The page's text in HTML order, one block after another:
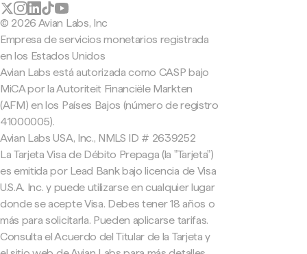
© 2026 Avian Labs, Inc
Empresa de servicios monetarios registrada
en los Estados Unidos
Avian Labs está autorizada como CASP bajo
MiCA por la Autoriteit Financiële Markten
(AFM) en los Países Bajos (número de registro
41000005).
Avian Labs USA, Inc., NMLS ID # 2639252
La Tarjeta Visa de Débito Prepaga (la "Tarjeta")
es emitida por Lead Bank bajo licencia de Visa
U.S.A. Inc. y puede utilizarse en cualquier lugar
donde se acepte Visa. Debes tener 18 años o
más para solicitarla. Pueden aplicarse tarifas.
Consulta el Acuerdo del Titular de la Tarjeta y